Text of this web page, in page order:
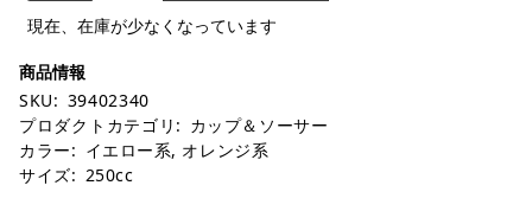
現在、在庫が少なくなっています
SKU: 39402340
プロダクトカテゴリ: カップ＆ソーサー
カラー: イエロー系, オレンジ系
サイズ: 250cc